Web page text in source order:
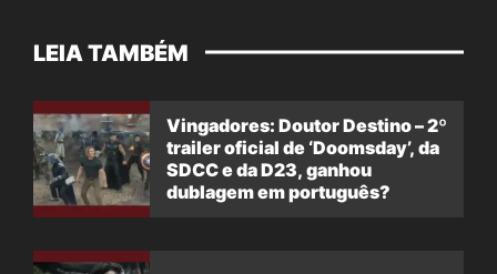
LEIA TAMBÉM
Vingadores: Doutor Destino – 2º
trailer oficial de ‘Doomsday’, da
SDCC e da D23, ganhou
dublagem em português?